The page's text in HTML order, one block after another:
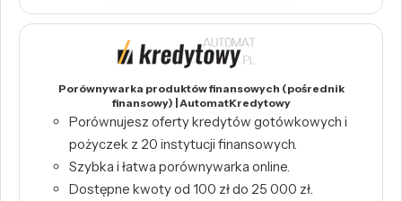
Porównywarka produktów finansowych (pośrednik
finansowy) | AutomatKredytowy
Porównujesz oferty kredytów gotówkowych i
pożyczek z 20 instytucji finansowych.
Szybka i łatwa porównywarka online.
Dostępne kwoty od 100 zł do 25 000 zł.